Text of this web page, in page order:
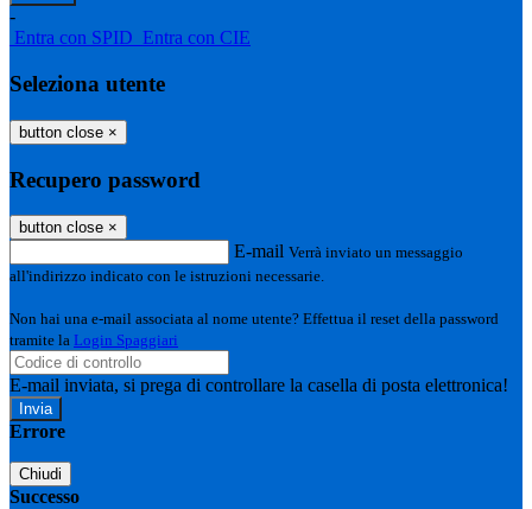
-
Entra con SPID Entra con CIE
Seleziona utente
button close ×
Recupero password
button close ×
E-mail Verrà inviato un messaggio
all'indirizzo indicato con le istruzioni necessarie.
Non hai una e-mail associata al nome utente? Effettua il reset della password
tramite la Login Spaggiari
E-mail inviata, si prega di controllare la casella di posta elettronica!
Errore
Chiudi
Successo